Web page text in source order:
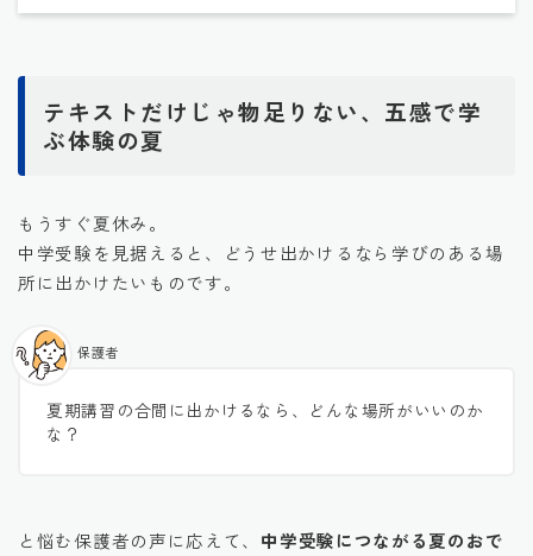
テキストだけじゃ物足りない、五感で学
ぶ体験の夏
もうすぐ夏休み。
中学受験を見据えると、どうせ出かけるなら学びのある場
所に出かけたいものです。
夏期講習の合間に出かけるなら、どんな場所がいいのか
な？
保護者
と悩む保護者の声に応えて、 中学受験につながる夏のおで